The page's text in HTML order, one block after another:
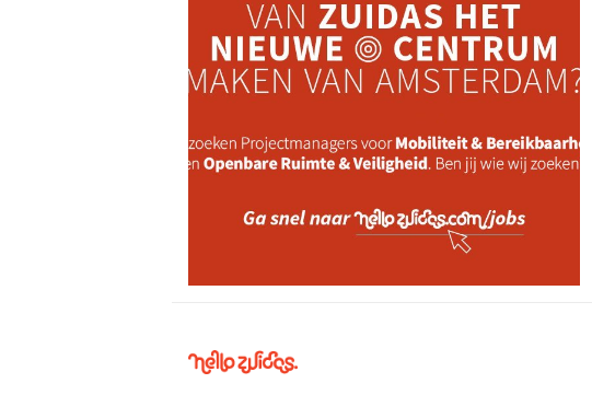
Hello
Zuidas